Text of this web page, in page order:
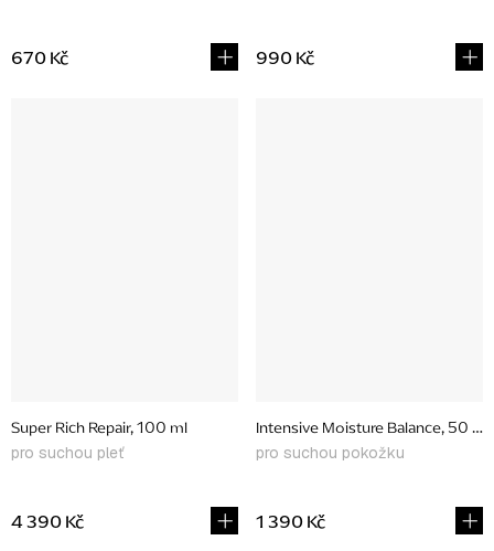
670 Kč 990 Kč
Super Rich Repair, 100 ml
pro suchou pleť
4 390 Kč
Intensive Moisture Balance, 50 ml
pro suchou pokožku
1 390 Kč